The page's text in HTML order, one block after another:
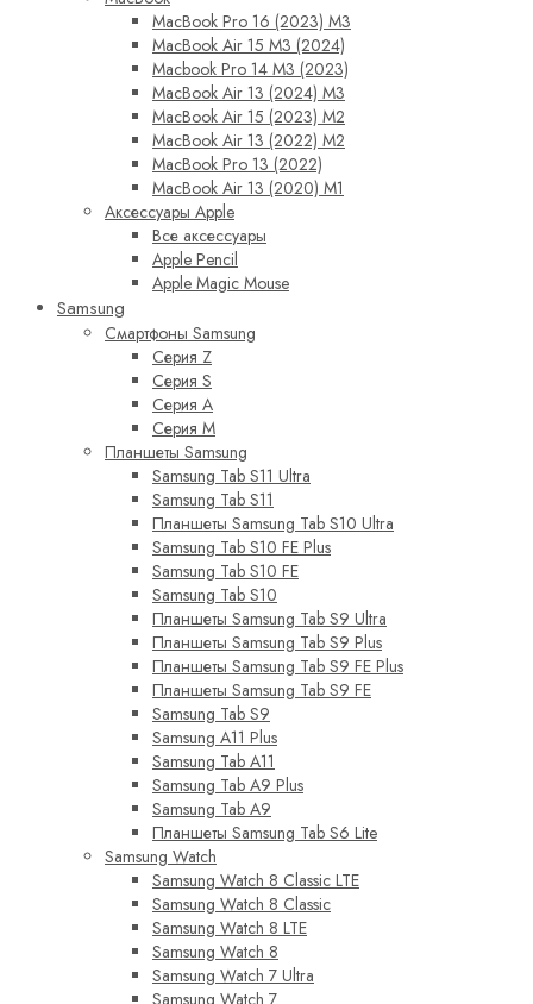
MacBook Pro 16 (2023) M3
MacBook Air 15 M3 (2024)
Macbook Pro 14 M3 (2023)
MacBook Air 13 (2024) M3
MacBook Air 15 (2023) M2
MacBook Air 13 (2022) M2
MacBook Pro 13 (2022)
MacBook Air 13 (2020) M1
Аксессуары Apple
Все аксессуары
Apple Pencil
Apple Magic Mouse
Samsung
Смартфоны Samsung
Серия Z
Серия S
Серия A
Серия M
Планшеты Samsung
Samsung Tab S11 Ultra
Samsung Tab S11
Планшеты Samsung Tab S10 Ultra
Samsung Tab S10 FE Plus
Samsung Tab S10 FE
Samsung Tab S10
Планшеты Samsung Tab S9 Ultra
Планшеты Samsung Tab S9 Plus
Планшеты Samsung Tab S9 FE Plus
Планшеты Samsung Tab S9 FE
Samsung Tab S9
Samsung A11 Plus
Samsung Tab A11
Samsung Tab A9 Plus
Samsung Tab A9
Планшеты Samsung Tab S6 Lite
Samsung Watch
Samsung Watch 8 Classic LTE
Samsung Watch 8 Classic
Samsung Watch 8 LTE
Samsung Watch 8
Samsung Watch 7 Ultra